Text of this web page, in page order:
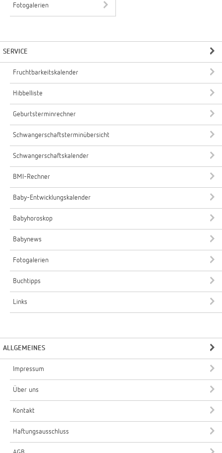
Fotogalerien
SERVICE
Fruchtbarkeitskalender
Hibbelliste
Geburtsterminrechner
Schwangerschaftsterminübersicht
Schwangerschaftskalender
BMI-Rechner
Baby-Entwicklungskalender
Babyhoroskop
Babynews
Fotogalerien
Buchtipps
Links
ALLGEMEINES
Impressum
Über uns
Kontakt
Haftungsausschluss